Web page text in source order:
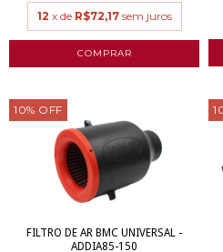
12 x de R$72,17 sem juros
10% OFF
FILTRO DE AR BMC UNIVERSAL -
ADDIA85-150